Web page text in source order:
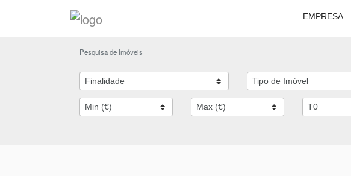
EMPRESA
Pesquisa de Imóveis